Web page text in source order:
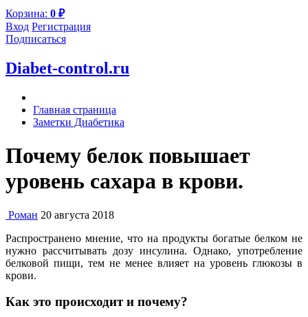
Корзина: 0 ₽
Вход Регистрация
Подписаться
Diabet-control.ru
Главная страница
Заметки Диабетика
Почему белок повышает
уровень сахара в крови.
Роман 20 августа 2018
Распространено мнение, что на продукты богатые белком не
нужно рассчитывать дозу инсулина. Однако, употребление
белковой пищи, тем не менее влияет на уровень глюкозы в
крови.
Как это происходит и почему?